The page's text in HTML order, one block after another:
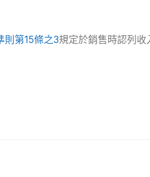
則第15條之3規定於銷售時認列收